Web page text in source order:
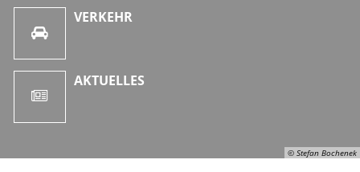
© Stefan Bochenek
VERKEHR
AKTUELLES